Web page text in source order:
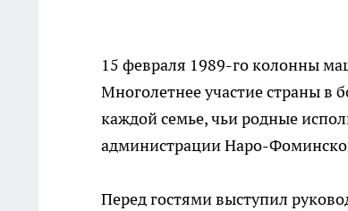
15 февраля 1989-го колонны
Многолетнее участие страны в
каждой семье, чьи родные
администрации Наро-
Перед гостями выступил